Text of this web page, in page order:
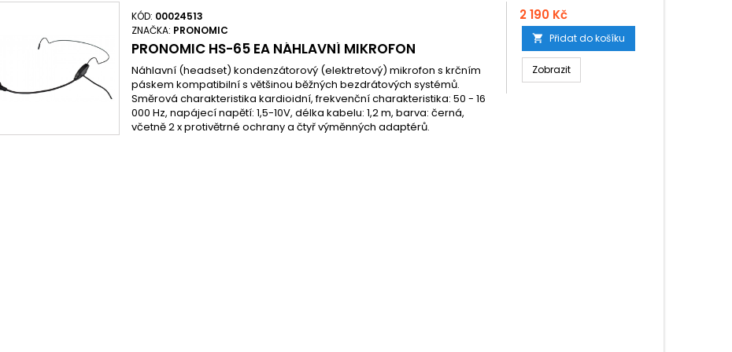
KÓD: 00024513
ZNAČKA: PRONOMIC
PRONOMIC HS-65 EA NÁHLAVNÍ MIKROFON
Náhlavní (headset) kondenzátorový (elektretový) mikrofon s krčním
páskem kompatibilní s většinou běžných bezdrátových systémů.
Směrová charakteristika kardioidní, frekvenční charakteristika: 50 - 16
000 Hz, napájecí napětí: 1,5-10V, délka kabelu: 1,2 m, barva: černá,
včetně 2 x protivětrné ochrany a čtyř výměnných adaptérů.
2 190 Kč
 Přidat do košíku
Zobrazit